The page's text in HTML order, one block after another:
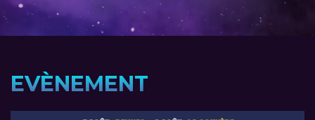
EVÈNEMENT